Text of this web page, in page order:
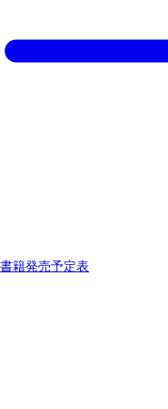
書籍発売予定表